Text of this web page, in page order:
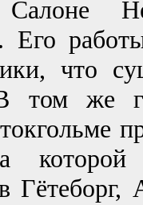
Его
что
том же
Гётеборг,